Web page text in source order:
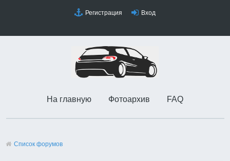
Регистрация Вход
На главную Фотоархив FAQ
Список форумов